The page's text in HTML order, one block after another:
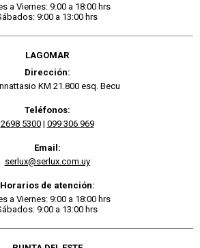
a Viernes: 9:00 a 18:00 hrs
9:00 a 13:00 hrs
LAGOMAR
Dirección:
KM 21.800 esq. Becu
Teléfonos:
2698 5300| 099 306 969
Email:
serlux@serlux.com.uy
Horarios de atención:
a Viernes: 9:00 a 18:00 hrs
9:00 a 13:00 hrs